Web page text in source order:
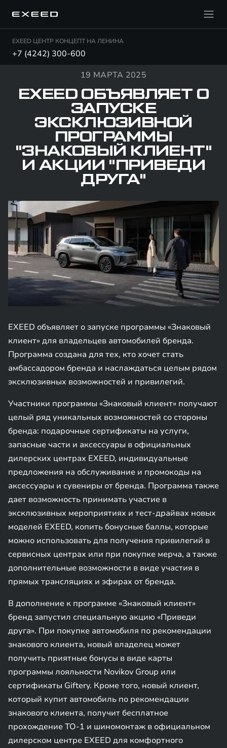
EXEED ЦЕНТР КОНЦЕПТ НА ЛЕНИНА
+7 (4242) 300-600
19 МАРТА 2025
EXEED ОБЪЯВЛЯЕТ О
ЗАПУСКЕ
ЭКСКЛЮЗИВНОЙ
ПРОГРАММЫ
"ЗНАКОВЫЙ КЛИЕНТ"
И АКЦИИ "ПРИВЕДИ
ДРУГА"
EXEED объявляет о запуске программы «Знаковый
клиент» для владельцев автомобилей бренда.
Программа создана для тех, кто хочет стать
амбассадором бренда и наслаждаться целым рядом
эксклюзивных возможностей и привилегий.
Участники программы «Знаковый клиент» получают
целый ряд уникальных возможностей со стороны
бренда: подарочные сертификаты на услуги,
запасные части и аксессуары в официальных
дилерских центрах EXEED, индивидуальные
предложения на обслуживание и промокоды на
аксессуары и сувениры от бренда. Программа также
дает возможность принимать участие в
эксклюзивных мероприятиях и тест-драйвах новых
моделей EXEED, копить бонусные баллы, которые
можно использовать для получения привилегий в
сервисных центрах или при покупке мерча, а также
дополнительные возможности в виде участия в
прямых трансляциях и эфирах от бренда.
В дополнение к программе «Знаковый клиент»
бренд запустил специальную акцию «Приведи
друга». При покупке автомобиля по рекомендации
знакового клиента, новый владелец может
получить приятные бонусы в виде карты
программы лояльности Novikov Group или
сертификаты Giftery. Кроме того, новый клиент,
который купит автомобиль по рекомендации
знакового клиента, получит бесплатное
прохождение ТО-1 и шиномонтаж в официальном
дилерском центре EXEED для комфортного